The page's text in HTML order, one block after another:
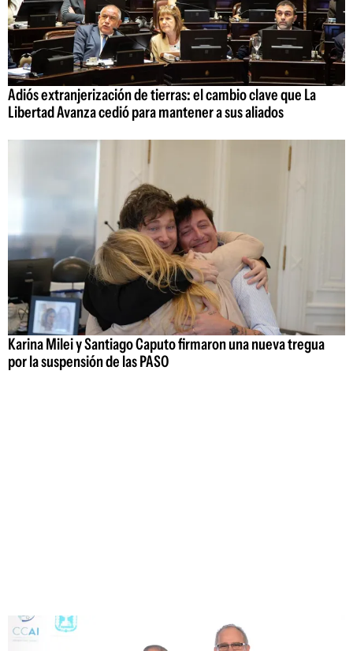
Adiós extranjerización de tierras: el cambio clave que La
Libertad Avanza cedió para mantener a sus aliados
Karina Milei y Santiago Caputo firmaron una nueva tregua
por la suspensión de las PASO